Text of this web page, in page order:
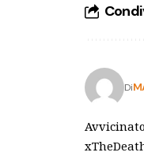
Di